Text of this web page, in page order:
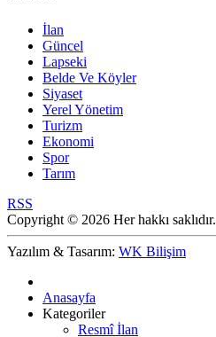
İlan
Güncel
Lapseki
Belde Ve Köyler
Siyaset
Yerel Yönetim
Turizm
Ekonomi
Spor
Tarım
RSS
Copyright © 2026 Her hakkı saklıdır.
Yazılım & Tasarım: WK Bilişim
Anasayfa
Kategoriler
Resmî İlan